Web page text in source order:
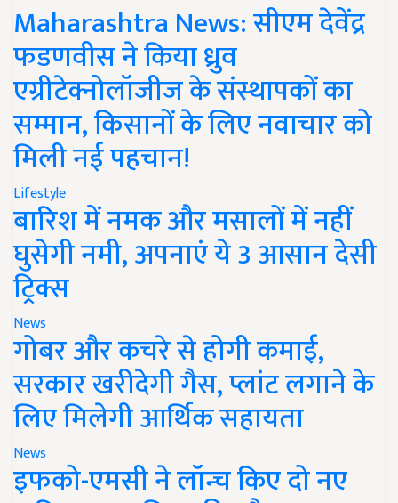
Maharashtra News: सीएम देवेंद्र
फडणवीस ने किया ध्रुव
एग्रीटेक्नोलॉजीज के संस्थापकों का
सम्मान, किसानों के लिए नवाचार को
मिली नई पहचान!
Lifestyle
बारिश में नमक और मसालों में नहीं
घुसेगी नमी, अपनाएं ये 3 आसान देसी
ट्रिक्स
News
गोबर और कचरे से होगी कमाई,
सरकार खरीदेगी गैस, प्लांट लगाने के
लिए मिलेगी आर्थिक सहायता
News
इफको-एमसी ने लॉन्च किए दो नए